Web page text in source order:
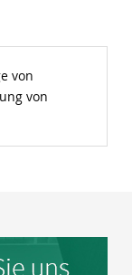
von
von